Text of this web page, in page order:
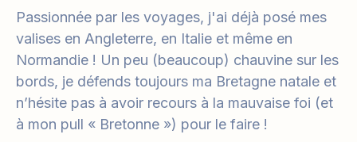
Passionnée par les voyages, j'ai déjà posé mes
valises en Angleterre, en Italie et même en
Normandie ! Un peu (beaucoup) chauvine sur les
bords, je défends toujours ma Bretagne natale et
n’hésite pas à avoir recours à la mauvaise foi (et
à mon pull « Bretonne ») pour le faire !